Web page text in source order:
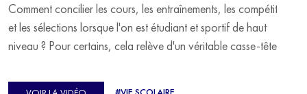
Comment concilier les cours, les entraînements, les compétitions
et les sélections lorsque l'on est étudiant et sportif de haut
niveau ? Pour certains, cela relève d'un véritable casse-tête.
d'Europe de Horse-ball, qui a failli abandonner ses études